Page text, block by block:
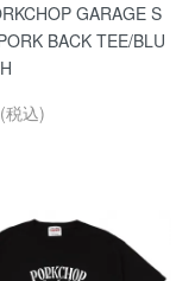
GARAGE S
BACK TEE/BLU
税込)